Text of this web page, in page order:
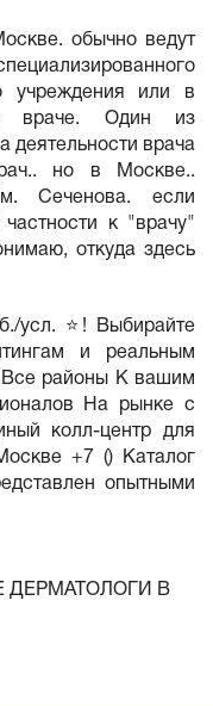
обычно ведут
учреждения или в
враче. Один из
деятельности врача
но в Москве..
Сеченова. если
к "врачу"
откуда здесь
усл. ⭐! Выбирайте
и реальным
Все районы К вашим
На рынке с
колл-центр для
+7 () Каталог
опытными
ДЕРМАТОЛОГИ В